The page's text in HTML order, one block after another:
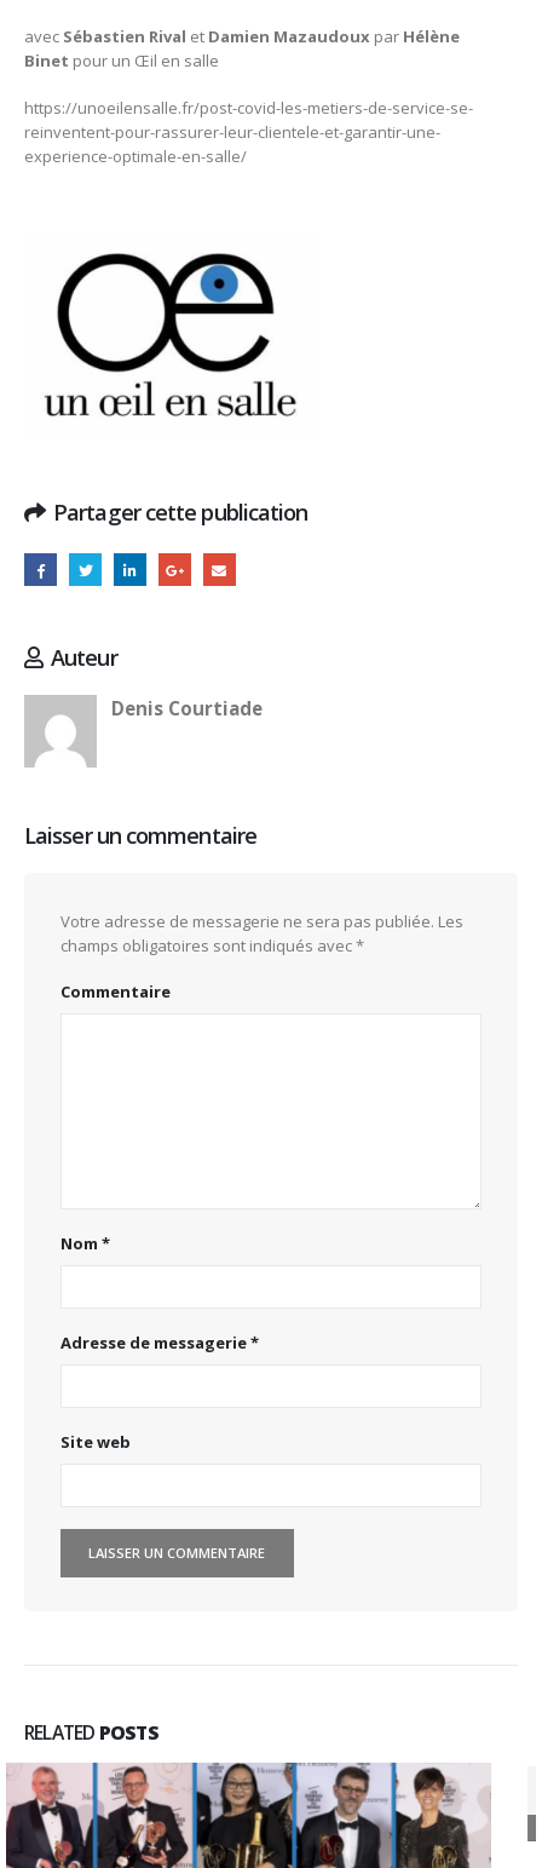
avec Sébastien Rival et Damien Mazaudoux par Hélène
Binet pour un Œil en salle
https://unoeilensalle.fr/post-covid-les-metiers-de-service-se-
reinventent-pour-rassurer-leur-clientele-et-garantir-une-
experience-optimale-en-salle/
Partager cette publication
Auteur
Denis Courtiade
Laisser un commentaire
Votre adresse de messagerie ne sera pas publiée. Les
champs obligatoires sont indiqués avec*
Commentaire
Nom *
Adresse de messagerie*
Site web
RELATED POSTS
06
Déc
La Nouvelle République : Le lycée hôtelier se
distingue à l’extérieur
http://www.lanouvellerepublique.fr/Loir-et-
Cher/Actualite/Education/n/Contenus/Articles/2016/12/05/Le-